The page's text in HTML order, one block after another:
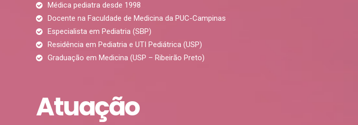
Médica pediatra desde 1998
Docente na Faculdade de Medicina da PUC-Campinas
Especialista em Pediatria (SBP)
Residência em Pediatria e UTI Pediátrica (USP)
Graduação em Medicina (USP – Ribeirão Preto)
Atuação